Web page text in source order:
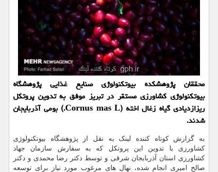
محققان پژوهشکده بیوتکنولوژی صنایع غذایی پژوهشگاه
بیوتکنولوژی کشاورزی مستقر در تبریز موفق به تدوین پروتکل
ریزازدیادی گیاه زغال اخته (Cornus mas L.) بومی آذربایجان
شدند.
به گزارش کوتاه کننده لینک به نقل از پژوهشگاه بیوتکنولوژی
کشاورزی با تدوین این پروتکل که به سفارش سازمان جهاد
کشاورزی استان آذربایجان شرقی و توسط دکتر رضا محمدی و دکتر
صالح امیری انجام شده، نهال های مرغوب مورد نیاز برای توسعه